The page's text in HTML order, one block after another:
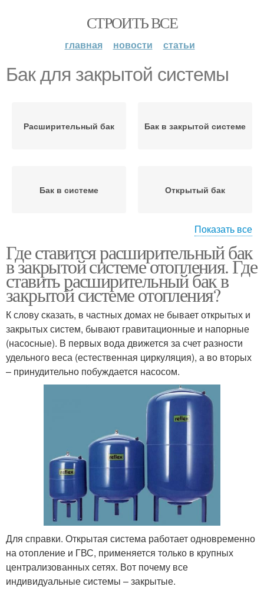
СТРОИТЬ ВСЕ
главная новости статьи
Бак для закрытой системы
Расширительный бак Бак в закрытой системе
Бак в системе Открытый бак
расширительные баки
Бак для напольного
котла
Закрытый тип Бак для отопления
Функции в системе Диафрагменные баки
Показать все
Где ставится расширительный бак
в закрытой системе отопления. Где
ставить расширительный бак в
закрытой системе отопления?
К слову сказать, в частных домах не бывает открытых и
закрытых систем, бывают гравитационные и напорные
(насосные). В первых вода движется за счет разности
удельного веса (естественная циркуляция), а во вторых
– принудительно побуждается насосом.
Для справки. Открытая система работает одновременно
на отопление и ГВС, применяется только в крупных
централизованных сетях. Вот почему все
индивидуальные системы – закрытые.